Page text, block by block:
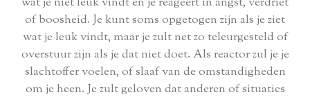
of boosheid. Je kunt soms opgetogen zijn als je ziet
wat je leuk vindt, maar je zult net zo teleurgesteld of
overstuur zijn als je dat niet doet. Als reactor zul je je
slachtoffer voelen, of slaaf van de omstandigheden
om je heen. Je zult geloven dat anderen of situaties